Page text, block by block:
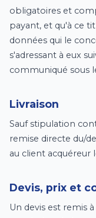
obligatoires et
payant, et qu'à ce
données qui le
s'adressant à eux
communiqué sous
Livraison
Sauf stipulation
remise directe du/
au client acquéreur
Devis, prix et
Un devis est remis